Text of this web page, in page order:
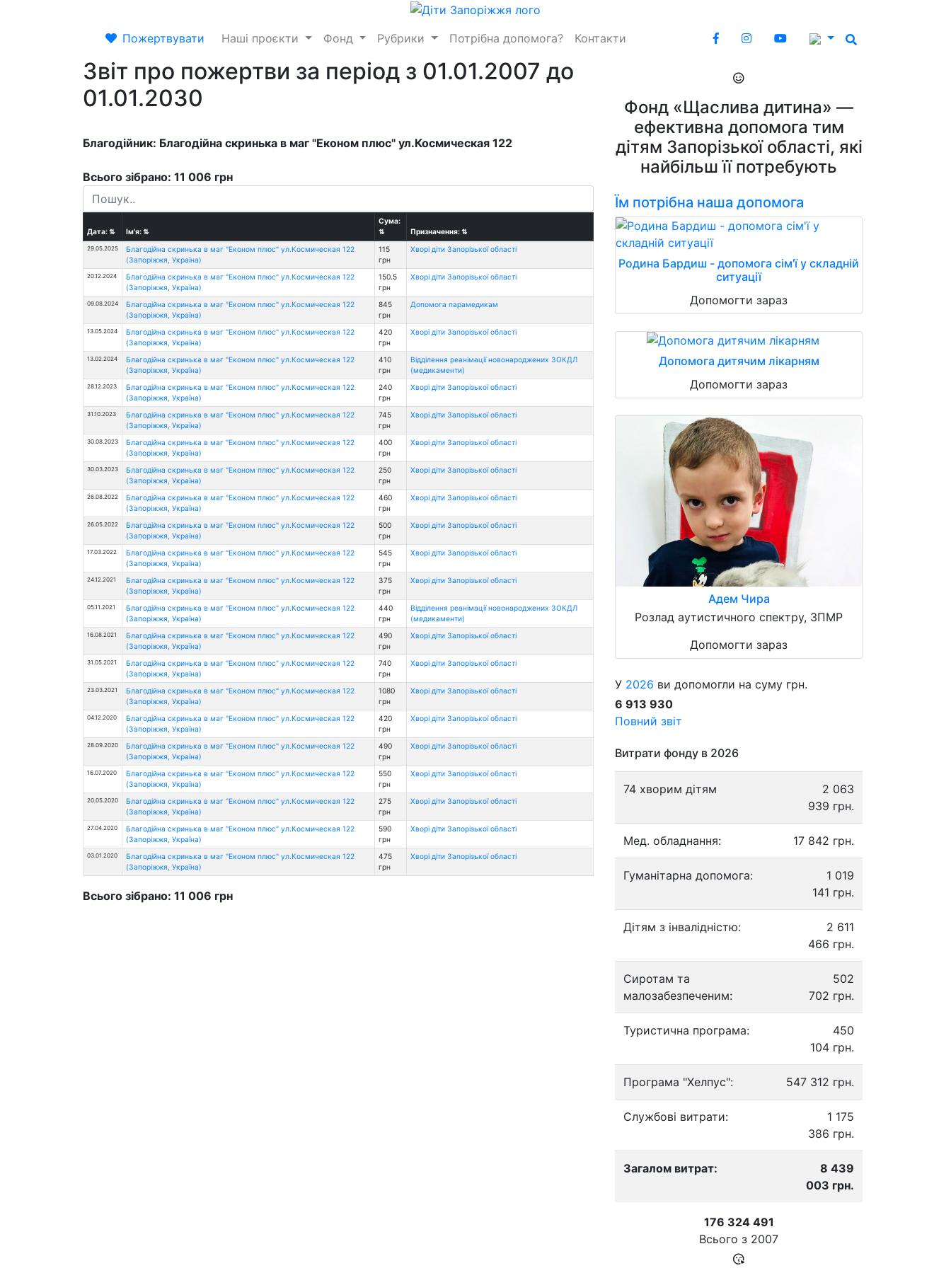
Пожертвувати Наші проєкти Фонд Рубрики Потрібна допомога? Контакти
Звіт про пожертви за період з 01.01.2007 до
01.01.2030
Благодійник: Благодійна скринька в маг "Економ плюс" ул.Космическая 122
Всього зібрано: 11 006 грн
Дата:⇅ Ім'я:⇅
Сума:
⇅
Призначення:⇅
29.05.2025
Благодійна скринька в маг "Економ плюс" ул.Космическая 122
(Запоріжжя, Україна)
115
грн
Хворі діти Запорізької області
20.12.2024
Благодійна скринька в маг "Економ плюс" ул.Космическая 122
(Запоріжжя, Україна)
150.5
грн
Хворі діти Запорізької області
09.08.2024
Благодійна скринька в маг "Економ плюс" ул.Космическая 122
(Запоріжжя, Україна)
845
грн
Допомога парамедикам
13.05.2024
Благодійна скринька в маг "Економ плюс" ул.Космическая 122
(Запоріжжя, Україна)
420
грн
Хворі діти Запорізької області
13.02.2024
Благодійна скринька в маг "Економ плюс" ул.Космическая 122
(Запоріжжя, Україна)
410
грн
Відділення реанімації новонароджених ЗОКДЛ
(медикаменти)
28.12.2023
Благодійна скринька в маг "Економ плюс" ул.Космическая 122
(Запоріжжя, Україна)
240
грн
Хворі діти Запорізької області
31.10.2023
Благодійна скринька в маг "Економ плюс" ул.Космическая 122
(Запоріжжя, Україна)
745
грн
Хворі діти Запорізької області
30.08.2023
Благодійна скринька в маг "Економ плюс" ул.Космическая 122
(Запоріжжя, Україна)
400
грн
Хворі діти Запорізької області
30.03.2023
Благодійна скринька в маг "Економ плюс" ул.Космическая 122
(Запоріжжя, Україна)
250
грн
Хворі діти Запорізької області
26.08.2022
Благодійна скринька в маг "Економ плюс" ул.Космическая 122
(Запоріжжя, Україна)
460
грн
Хворі діти Запорізької області
26.05.2022
Благодійна скринька в маг "Економ плюс" ул.Космическая 122
(Запоріжжя, Україна)
500
грн
Хворі діти Запорізької області
17.03.2022
Благодійна скринька в маг "Економ плюс" ул.Космическая 122
(Запоріжжя, Україна)
545
грн
Хворі діти Запорізької області
24.12.2021
Благодійна скринька в маг "Економ плюс" ул.Космическая 122
(Запоріжжя, Україна)
375
грн
Хворі діти Запорізької області
05.11.2021
Благодійна скринька в маг "Економ плюс" ул.Космическая 122
(Запоріжжя, Україна)
440
грн
Відділення реанімації новонароджених ЗОКДЛ
(медикаменти)
16.08.2021
Благодійна скринька в маг "Економ плюс" ул.Космическая 122
(Запоріжжя, Україна)
490
грн
Хворі діти Запорізької області
31.05.2021
Благодійна скринька в маг "Економ плюс" ул.Космическая 122
(Запоріжжя, Україна)
740
грн
Хворі діти Запорізької області
23.03.2021
Благодійна скринька в маг "Економ плюс" ул.Космическая 122
(Запоріжжя, Україна)
1080
грн
Хворі діти Запорізької області
04.12.2020
Благодійна скринька в маг "Економ плюс" ул.Космическая 122
(Запоріжжя, Україна)
420
грн
Хворі діти Запорізької області
28.09.2020
Благодійна скринька в маг "Економ плюс" ул.Космическая 122
(Запоріжжя, Україна)
490
грн
Хворі діти Запорізької області
16.07.2020
Благодійна скринька в маг "Економ плюс" ул.Космическая 122
(Запоріжжя, Україна)
550
грн
Хворі діти Запорізької області
20.05.2020
Благодійна скринька в маг "Економ плюс" ул.Космическая 122
(Запоріжжя, Україна)
275
грн
Хворі діти Запорізької області
27.04.2020
Благодійна скринька в маг "Економ плюс" ул.Космическая 122
(Запоріжжя, Україна)
590
грн
Хворі діти Запорізької області
03.01.2020
Благодійна скринька в маг "Економ плюс" ул.Космическая 122
(Запоріжжя, Україна)
475
грн
Хворі діти Запорізької області
Всього зібрано: 11 006 грн
Фонд «Щаслива дитина» —
ефективна допомога тим
дітям Запорізької області, які
найбільш її потребують
Їм потрібна наша допомога
Родина Бардиш - допомога сім'ї у складній
ситуації
Допомогти зараз
Допомога дитячим лікарням
Допомогти зараз
Адем Чира
Розлад аутистичного спектру, ЗПМР
Допомогти зараз
У 2026 ви допомогли на суму грн.
6 913 930
Повний звіт
Витрати фонду в 2026
74 хворим дітям
2 063
939 грн.
Мед. обладнання: 17 842 грн.
Гуманітарна допомога:
1 019
141 грн.
Дітям з інвалідністю:
2 611
466 грн.
Сиротам та
малозабезпеченим:
502
702 грн.
Туристична програма:
450
104 грн.
Програма "Хелпус": 547 312 грн.
Службові витрати:
1 175
386 грн.
Загалом витрат:
8 439
003 грн.
176 324 491
Всього з 2007